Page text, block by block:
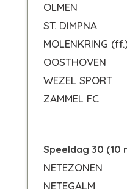
OLMEN
ST. DIMPNA
MOLENKRING
OOSTHOVEN
WEZEL SPORT
ZAMMEL FC
Speeldag 30 (10
NETEZONEN
NETEGALM